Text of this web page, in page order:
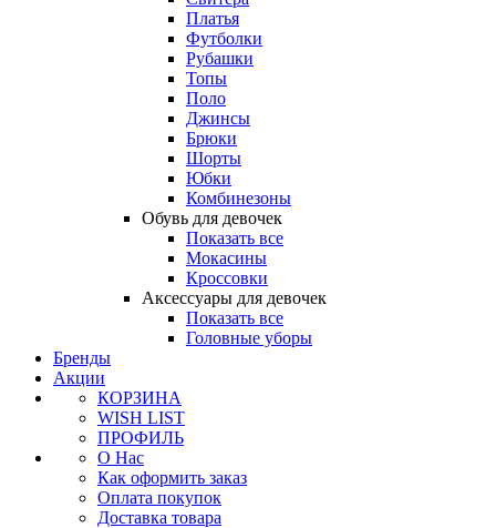
Платья
Футболки
Рубашки
Топы
Поло
Джинсы
Брюки
Шорты
Юбки
Комбинезоны
Обувь для девочек
Показать все
Мокасины
Кроссовки
Аксессуары для девочек
Показать все
Головные уборы
Бренды
Акции
КОРЗИНА
WISH LIST
ПРОФИЛЬ
О Нас
Как оформить заказ
Оплата покупок
Доставка товара